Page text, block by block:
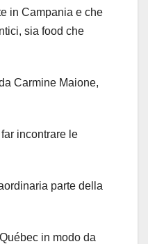
in Campania e che
sia food che
Carmine Maione,
incontrare le
parte della
in modo da